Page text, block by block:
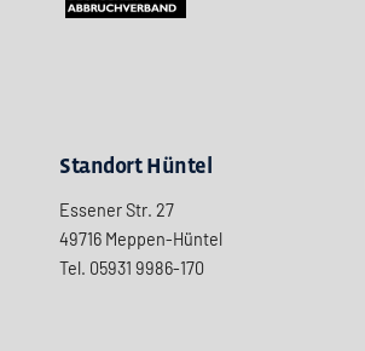
Standort Hüntel
Essener Str. 27
49716 Meppen-Hüntel
Tel. 05931 9986-170